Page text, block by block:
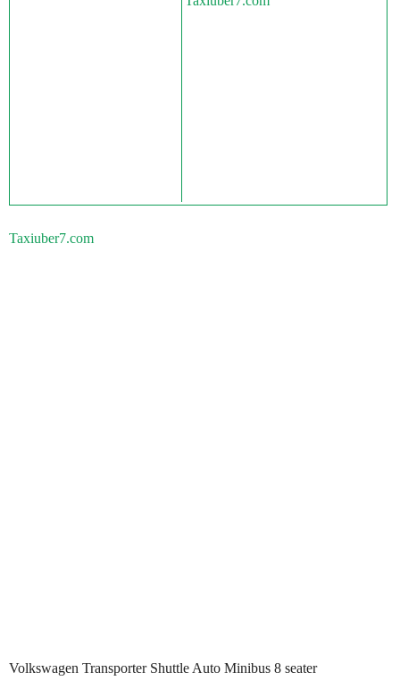
Taxiuber7.com
Volkswagen Transporter Shuttle Auto Minibus 8 seater